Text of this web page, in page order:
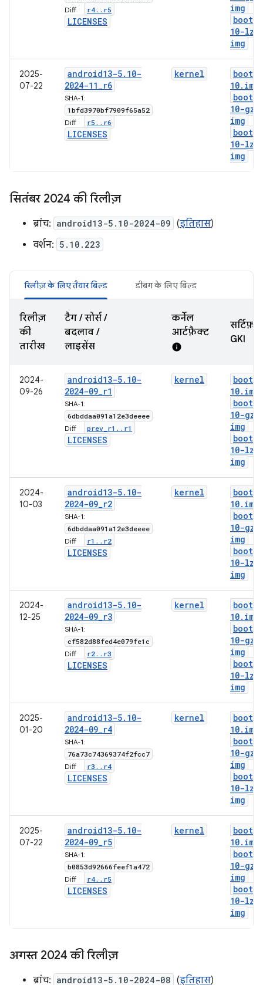
Diff: r4. . r5
LICENSES
img
boot-5
10-lz4
img
2025-
07-22
android13-5. 10-
2024-11_r6
SHA-1:
1bfd3970bf7909f65a52
Diff: r5 . . r6
LICENSES
kernel
boot-5
10. img
boot-5
10-gz
img
boot-5
10-lz4
img
सितंबर 2024 की रिलीज़
ब्रांच: android13-5.10-2024-09 (इतिहास)
वर्शन: 5.10.223
रिलीज़ के लिए तैयार बिल्ड डीबग के लिए बिल्ड
रिलीज़
की
तारीख
टैग / सोर्स /
बदलाव /
लाइसेंस
कर्नेल
आर्टफ़ैक्ट
info
GKI
2024-
09-26
android13-5. 10-
2024-09_r1
SHA-1:
6dbddaa091a12e3deeee
Diff: prev r1 . . r1
LICENSES
kernel
boot-5
10. img
boot-5
10-gz
img
boot-5
10-lz4
img
2024-
10-03
android13-5. 10-
2024-09_r2
SHA-1:
6dbddaa091a12e3deeee
Diff: r1 . . r2
LICENSES
kernel
boot-5
10. img
boot-5
10-gz
img
boot-5
10-lz4
img
2024-
12-25
android13-5. 10-
2024-09_r3
SHA-1:
cf582d88fed4e079fe1c
Diff: r2. . r3
LICENSES
kernel
boot-5
10. img
boot-5
10-gz
img
boot-5
10-lz4
img
2025-
01-20
android13-5. 10-
2024-09_r4
SHA-1:
76a73c74369374f2fcc7
Diff: r3 . . r4
LICENSES
kernel
boot-5
10. img
boot-5
10-gz
img
boot-5
10-lz4
img
2025-
07-22
android13-5. 10-
2024-09_r5
SHA-1:
b0853d92666feef1a472
Diff: r4. . r5
LICENSES
kernel
boot-5
10. img
boot-5
10-gz
img
boot-5
10-lz4
img
अगस्त 2024 की रिलीज़
ब्रांच: android13-5.10-2024-08 (इतिहास)